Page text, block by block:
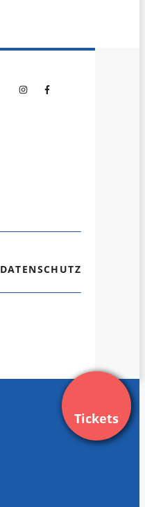
Tickets
DATENSCHUTZ